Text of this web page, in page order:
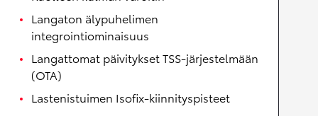
Langaton älypuhelimen
integrointiominaisuus
Langattomat päivitykset TSS-järjestelmään
(OTA)
Lastenistuimen Isofix-kiinnityspisteet